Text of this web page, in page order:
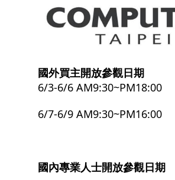
國外買主開放參觀日期
6/3-6/6 AM9:30~PM18:00
6/7-6/9 AM9:30~PM16:00
國內專業人士開放參觀日期